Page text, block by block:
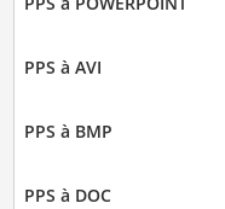
PPS à AVI
PPS à BMP
PPS à DOC